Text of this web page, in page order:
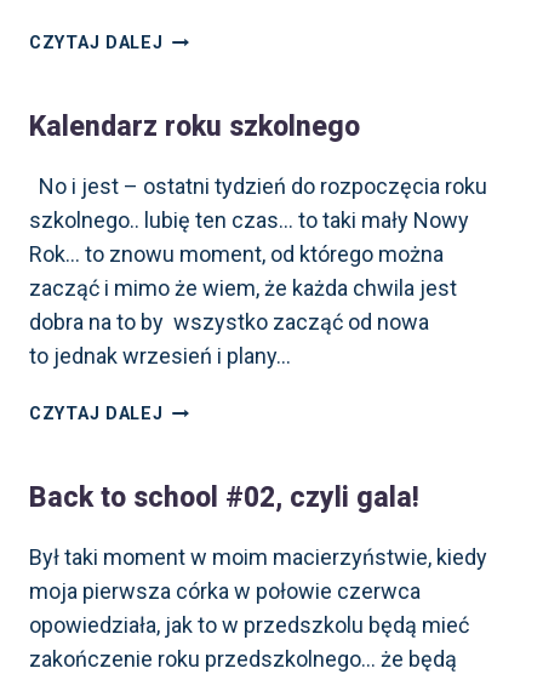
CZYTAJ DALEJ 5
KTÓRYCH SIĘ
JAKO
DOŚWIADCZONA
MAMA
Kalendarz roku szkolnego
No i jest – ostatni tydzień do rozpoczęcia roku
szkolnego.. lubię ten czas… to taki mały Nowy
Rok… to znowu moment, od którego można
zacząć i mimo że wiem, że każda chwila jest
dobra na to by wszystko zacząć od nowa
to jednak wrzesień i plany…
CZYTAJ DALEJ KALENDARZ
Back to school #02, czyli gala!
Był taki moment w moim macierzyństwie, kiedy
moja pierwsza córka w połowie czerwca
opowiedziała, jak to w przedszkolu będą mieć
zakończenie roku przedszkolnego… że będą